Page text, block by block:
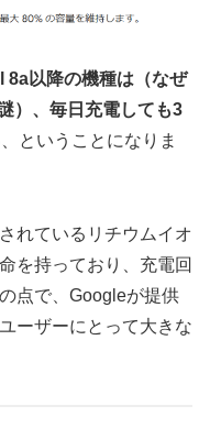
8a以降の機種は（なぜ
）、毎日充電しても3
、ということになりま
れているリチウムイオ
を持っており、充電回
点で、Googleが提供
ーザーにとって大きな